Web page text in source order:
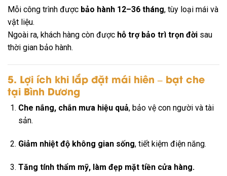
Mỗi công trình được bảo hành 12–36 tháng, tùy loại mái và
vật liệu.
Ngoài ra, khách hàng còn được hỗ trợ bảo trì trọn đời sau
thời gian bảo hành.
5. Lợi ích khi lắp đặt mái hiên – bạt che
tại Bình Dương
Che nắng, chắn mưa hiệu quả, bảo vệ con người và tài
sản.
Giảm nhiệt độ không gian sống, tiết kiệm điện năng.
Tăng tính thẩm mỹ, làm đẹp mặt tiền cửa hàng.